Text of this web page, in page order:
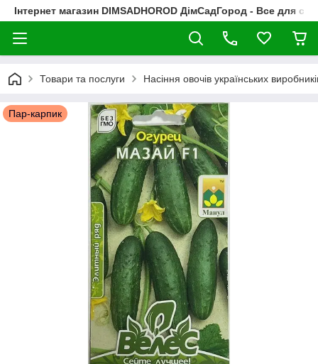
Інтернет магазин DIMSADHOROD ДімСадГород - Все для
Товари та послуги Насіння овочів українських
Пар-карпик